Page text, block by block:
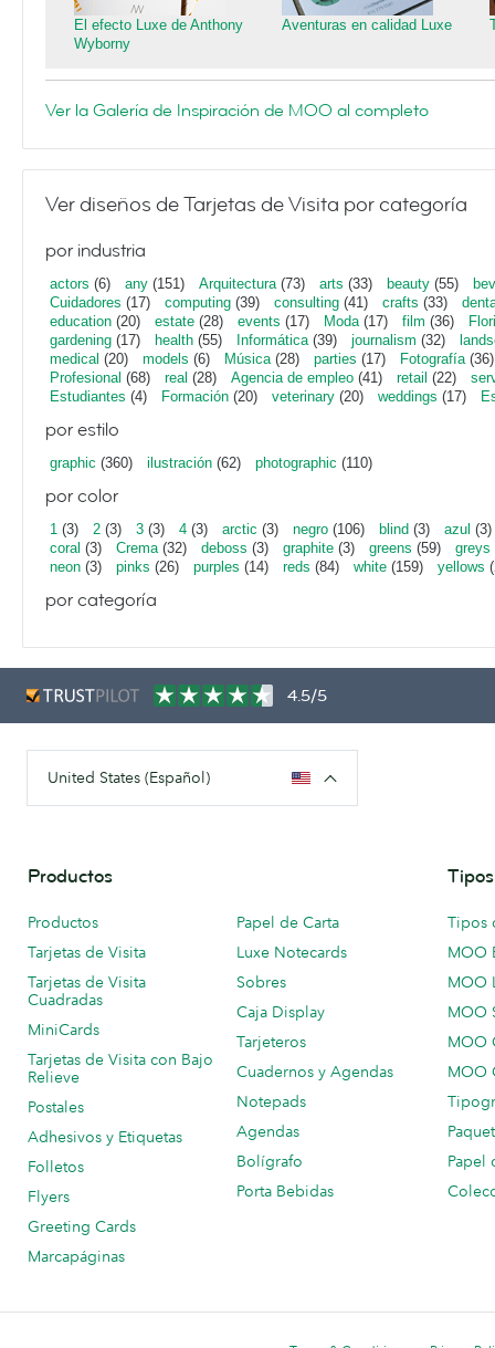
El efecto Luxe de Anthony
Wyborny
Aventuras en calidad Luxe
Ver la Galería de Inspiración de MOO al completo
Ver diseños de Tarjetas de Visita por categoría
por industria
actors (6) any (151) Arquitectura(73) arts (33) beauty (55)
Cuidadores (17) computing (39) consulting (41) crafts (33)
education (20) estate (28) events (17) Moda(17) film (36)
gardening (17) health (55) Informática(39) journalism (32)
medical (20) models (6) Música(28) parties (17) Fotografía(36)
Profesional (68) real (28) Agencia de empleo (41) retail (22)
Estudiantes (4) Formación (20) veterinary (20) weddings (17)
por estilo
graphic (360) ilustración (62) photographic (110)
por color
1 (3) 2 (3) 3 (3) 4 (3) arctic (3) negro (106) blind (3) azul (3)
coral (3) Crema(32) deboss (3) graphite (3) greens (59) greys
neon (3) pinks (26) purples (14) reds (84) white (159) yellows
por categoría
4.5/5
United States (Español)
Productos
Productos
Tarjetas de Visita
Tarjetas de Visita
Cuadradas
MiniCards
Tarjetas de Visita con Bajo
Relieve
Postales
Adhesivos y Etiquetas
Folletos
Flyers
Greeting Cards
Marcapáginas
Papel de Carta
Luxe Notecards
Sobres
Caja Display
Tarjeteros
Cuadernos y Agendas
Notepads
Agendas
Bolígrafo
Porta Bebidas
Tipos
MOO
MOO
MOO
MOO
MOO
Papel